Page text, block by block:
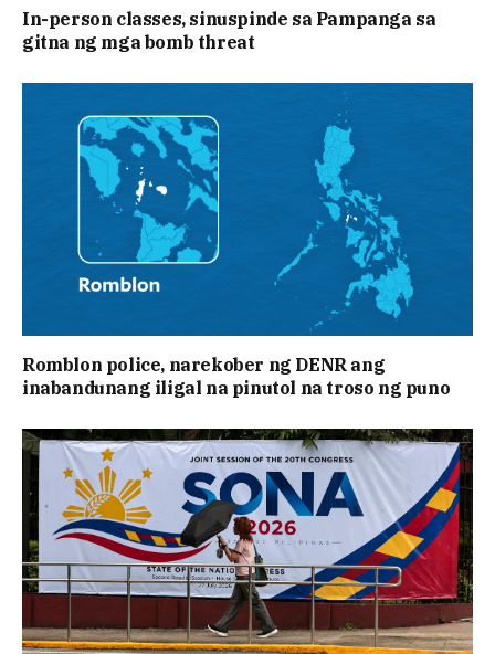
In-person classes, sinuspinde sa Pampanga sa
gitna ng mga bomb threat
Romblon police, narekober ng DENR ang
inabandunang iligal na pinutol na troso ng puno